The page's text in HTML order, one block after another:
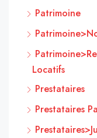
Patrimoine
Locatifs
Prestataires
Prestataires